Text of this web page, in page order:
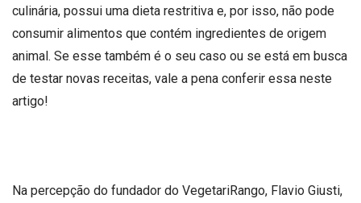
culinária, possui uma dieta restritiva e, por isso, não pode
consumir alimentos que contém ingredientes de origem
animal. Se esse também é o seu caso ou se está em busca
de testar novas receitas, vale a pena conferir essa neste
artigo!
Na percepção do fundador do VegetariRango, Flavio Giusti,